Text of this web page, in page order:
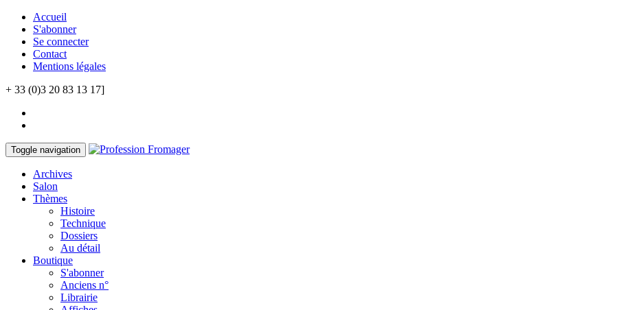
Accueil
S'abonner
Se connecter
Contact
Mentions légales
+ 33 (0)3 20 83 13 17]
Toggle navigation
Archives
Salon
Thèmes
Histoire
Technique
Dossiers
Au détail
Boutique
S'abonner
Anciens n°
Librairie